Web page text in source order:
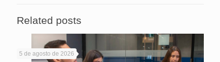
Related posts
5 de agosto de 2026